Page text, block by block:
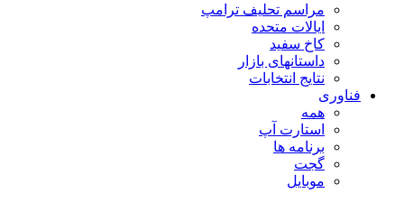
مراسم تحلیف ترامپ
ایالات متحده
کاخ سفید
داستانهای بازار
نتایج انتخابات
فناوری
همه
استارت آپ
برنامه ها
گجت
موبایل